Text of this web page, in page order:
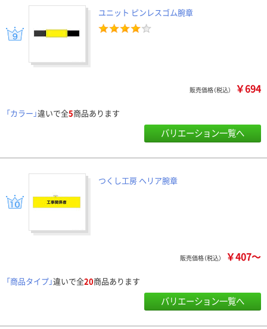
ユニット ピンレスゴム腕章
販売価格（税込） ￥694
「カラー」違いで全5商品あります
バリエーション一覧へ
つくし工房 ヘリア腕章
販売価格（税込） ￥407～
「商品タイプ」違いで全20商品あります
バリエーション一覧へ